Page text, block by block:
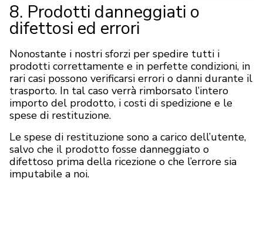
8. Prodotti danneggiati o
difettosi ed errori
Nonostante i nostri sforzi per spedire tutti i
prodotti correttamente e in perfette condizioni, in
rari casi possono verificarsi errori o danni durante il
trasporto. In tal caso verrà rimborsato l’intero
importo del prodotto, i costi di spedizione e le
spese di restituzione.
Le spese di restituzione sono a carico dell’utente,
salvo che il prodotto fosse danneggiato o
difettoso prima della ricezione o che l’errore sia
imputabile a noi.